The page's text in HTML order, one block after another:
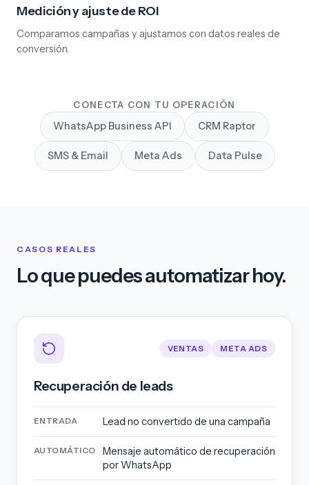
Medición y ajuste de ROI
Comparamos campañas y ajustamos con datos reales de
conversión.
CONECTA CON TU OPERACIÓN
WhatsApp Business API CRM Raptor
SMS & Email Meta Ads Data Pulse
CASOS REALES
Lo que puedes automatizar hoy.
VENTAS META ADS
Recuperación de leads
ENTRADA Lead no convertido de una campaña
AUTOMÁTICO
Mensaje automático de recuperación
por WhatsApp